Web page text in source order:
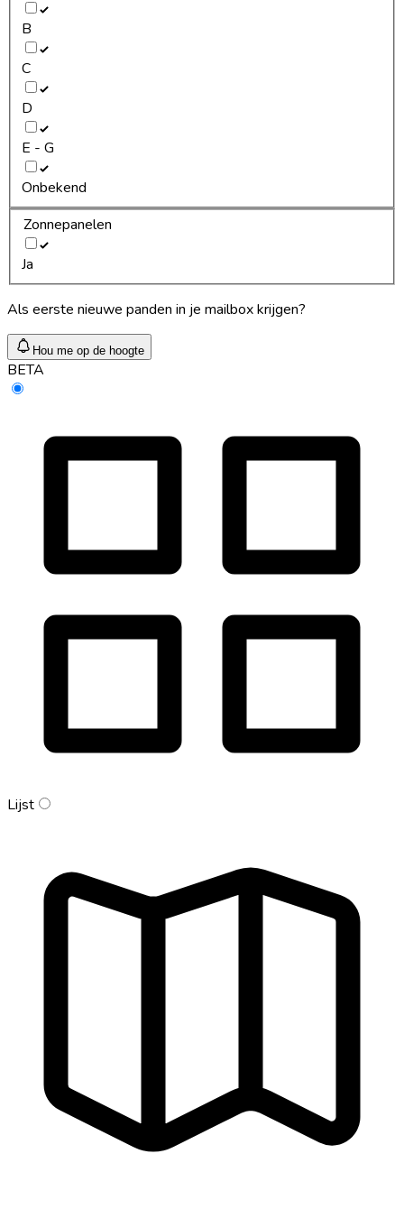
B
C
D
E - G
Onbekend
Zonnepanelen
Ja
Als eerste nieuwe panden in je mailbox krijgen?
Hou me op de hoogte
BETA
Lijst